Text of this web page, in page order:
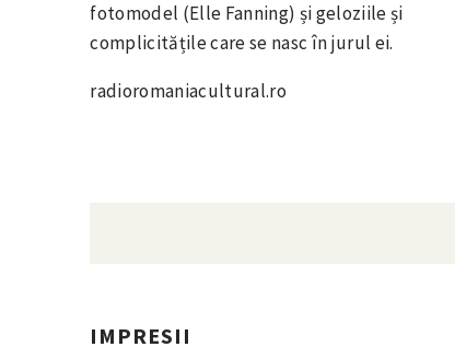
fotomodel (Elle Fanning) și geloziile și
complicitățile care se nasc în jurul ei.
radioromaniacultural.ro
IMPRESII